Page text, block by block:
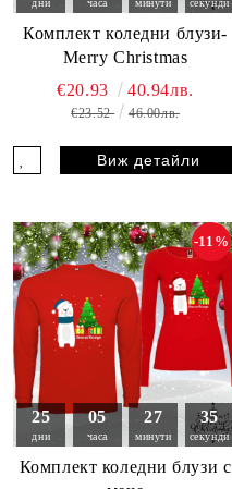
дни часа минути секунди
Комплект коледни блузи-
Merry Christmas
€20.93 40.94лв.
€23.52 46.00лв.
Виж детайли
25
дни
05
часа
27
минути
33
секунди
Комплект коледни блузи с
-11%